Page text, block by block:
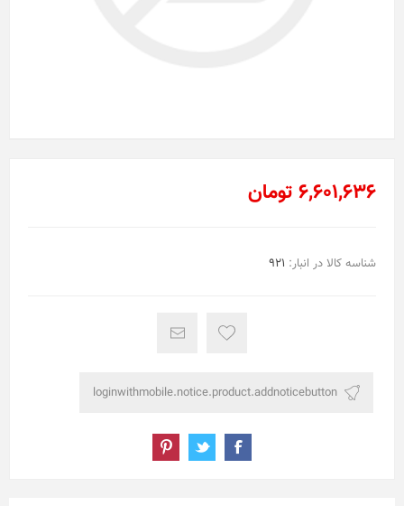
6,601,636 تومان
شناسه کالا در انبار: 921